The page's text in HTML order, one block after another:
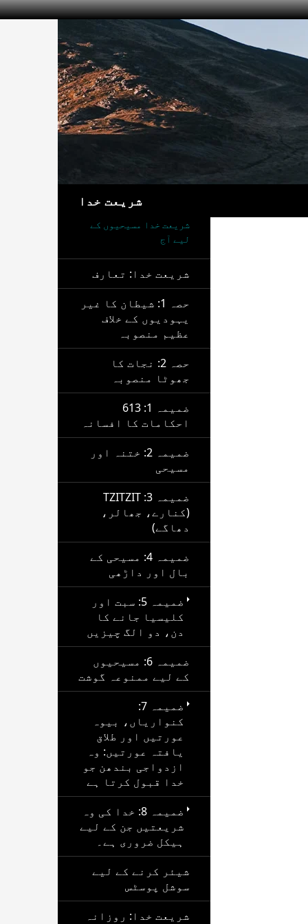
شریعت خدا
شریعت خدا مسیحیوں کے
لیے آج
شریعت خدا: تعارف
حصہ 1: شیطان کا غیر
یہودیوں کے خلاف
عظیم منصوبہ
حصہ 2: نجات کا
جھوٹا منصوبہ
ضمیمہ 1: 613
احکامات کا افسانہ
ضمیمہ 2: ختنہ اور
مسیحی
ضمیمہ 3: TZITZIT
(کنارے، جھالر،
دھاگے)
ضمیمہ 4: مسیحی کے
بال اور داڑھی
ضمیمہ 5: سبت اور
کلیسیا جانے کا
دن، دو الگ چیزیں
ضمیمہ 6: مسیحیوں
کے لیے ممنوعہ گوشت
ضمیمہ 7:
کنواریاں، بیوہ
عورتیں اور طلاق
یافتہ عورتیں: وہ
ازدواجی بندھن جو
خدا قبول کرتا ہے
ضمیمہ 8: خدا کی وہ
شریعتیں جن کے لیے
ہیکل ضروری ہے۔
شیئر کرنے کے لیے
سوشل پوسٹس
شریعت خدا: روزانہ